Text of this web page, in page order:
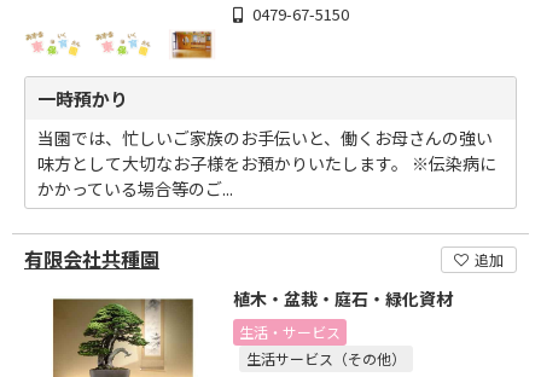
0479-67-5150
一時預かり
当園では、忙しいご家族のお手伝いと、働くお母さんの強い
味方として大切なお子様をお預かりいたします。 ※伝染病に
かかっている場合等のご...
有限会社共種園 追加
植木・盆栽・庭石・緑化資材
生活・サービス
生活サービス（その他）